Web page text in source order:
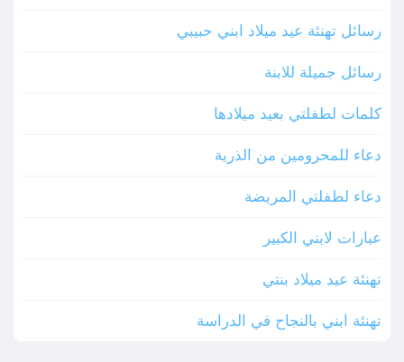
رسائل تهنئة عيد ميلاد ابني حبيبي
رسائل جميلة للابنة
كلمات لطفلتي بعيد ميلادها
دعاء للمحرومين من الذرية
دعاء لطفلتي المريضة
عبارات لابني الكبير
تهنئة عيد ميلاد بنتي
تهنئة ابني بالنجاح في الدراسة